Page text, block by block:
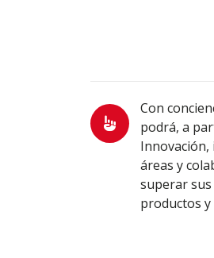
Con
podrá, a
áreas y
superar
productos y